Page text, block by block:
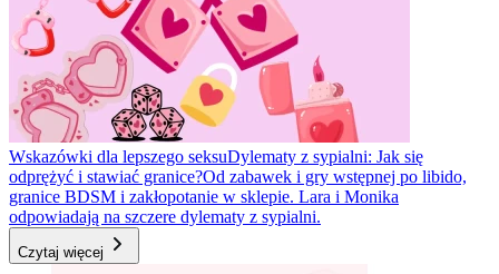
Wskazówki dla lepszego seksuDylematy z sypialni: Jak się
odprężyć i stawiać granice?Od zabawek i gry wstępnej po libido,
granice BDSM i zakłopotanie w sklepie. Lara i Monika
odpowiadają na szczere dylematy z sypialni.
Czytaj więcej